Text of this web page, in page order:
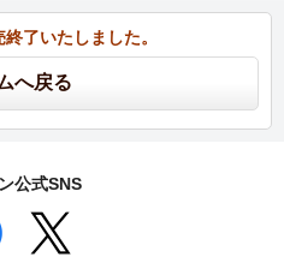
了いたしました。
公式SNS